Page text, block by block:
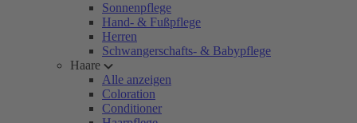
Sonnenpflege
Hand- & Fußpflege
Herren
Schwangerschafts- & Babypflege
Haare
Alle anzeigen
Coloration
Conditioner